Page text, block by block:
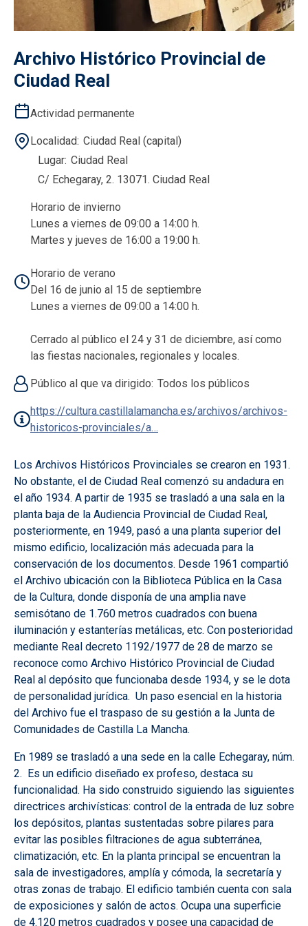
Archivo Histórico Provincial de
Ciudad Real
Actividad permanente
Localidad Ciudad Real (capital)
Lugar Ciudad Real
C/ Echegaray, 2. 13071. Ciudad Real
Horario de invierno
Lunes a viernes de 09:00 a 14:00 h.
Martes y jueves de 16:00 a 19:00 h.
Horario de verano
Del 16 de junio al 15 de septiembre
Lunes a viernes de 09:00 a 14:00 h.
Cerrado al público el 24 y 31 de diciembre, así como
las fiestas nacionales, regionales y locales.
Público al que va dirigido Todos los públicos
https://cultura.castillalamancha.es/archivos/archivos-
historicos-provinciales/a…
Los Archivos Históricos Provinciales se crearon en 1931.
No obstante, el de Ciudad Real comenzó su andadura en
el año 1934. A partir de 1935 se trasladó a una sala en la
planta baja de la Audiencia Provincial de Ciudad Real,
posteriormente, en 1949, pasó a una planta superior del
mismo edificio, localización más adecuada para la
conservación de los documentos. Desde 1961 compartió
el Archivo ubicación con la Biblioteca Pública en la Casa
de la Cultura, donde disponía de una amplia nave
semisótano de 1.760 metros cuadrados con buena
iluminación y estanterías metálicas, etc. Con posterioridad
mediante Real decreto 1192/1977 de 28 de marzo se
reconoce como Archivo Histórico Provincial de Ciudad
Real al depósito que funcionaba desde 1934, y se le dota
de personalidad jurídica. Un paso esencial en la historia
del Archivo fue el traspaso de su gestión a la Junta de
Comunidades de Castilla La Mancha.
En 1989 se trasladó a una sede en la calle Echegaray, núm.
2. Es un edificio diseñado ex profeso, destaca su
funcionalidad. Ha sido construido siguiendo las siguientes
directrices archivísticas: control de la entrada de luz sobre
los depósitos, plantas sustentadas sobre pilares para
evitar las posibles filtraciones de agua subterránea,
climatización, etc. En la planta principal se encuentran la
sala de investigadores, amplía y cómoda, la secretaría y
otras zonas de trabajo. El edificio también cuenta con sala
de exposiciones y salón de actos. Ocupa una superficie
de 4.120 metros cuadrados y posee una capacidad de